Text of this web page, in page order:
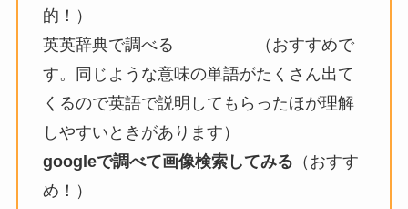
的！）
英英辞典で調べる （おすすめで
す。同じような意味の単語がたくさん出て
くるので英語で説明してもらったほが理解
しやすいときがあります）
googleで調べて画像検索してみる （おすす
め！）